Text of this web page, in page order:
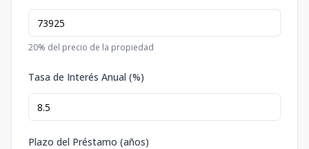
20% del precio de la propiedad
Tasa de Interés Anual (%)
Plazo del Préstamo (años)